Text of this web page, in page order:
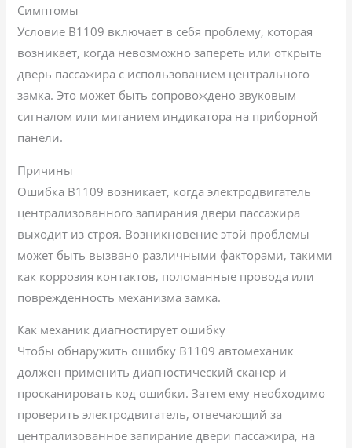
Симптомы
Условие B1109 включает в себя проблему, которая
возникает, когда невозможно запереть или открыть
дверь пассажира с использованием центрального
замка. Это может быть сопровождено звуковым
сигналом или миганием индикатора на приборной
панели.
Причины
Ошибка B1109 возникает, когда электродвигатель
централизованного запирания двери пассажира
выходит из строя. Возникновение этой проблемы
может быть вызвано различными факторами, такими
как коррозия контактов, поломанные провода или
поврежденность механизма замка.
Как механик диагностирует ошибку
Чтобы обнаружить ошибку B1109 автомеханик
должен применить диагностический сканер и
просканировать код ошибки. Затем ему необходимо
проверить электродвигатель, отвечающий за
централизованное запирание двери пассажира, на